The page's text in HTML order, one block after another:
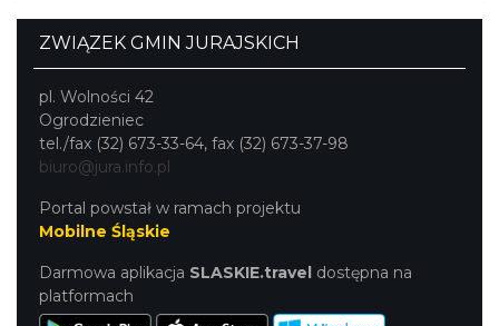
ZWIĄZEK GMIN JURAJSKICH
pl. Wolności 42
Ogrodzieniec
tel./fax (32) 673-33-64, fax (32) 673-37-98
biuro@jura.info.pl
Portal powstał w ramach projektu
Mobilne Śląskie
Darmowa aplikacja SLASKIE.travel dostępna na
platformach